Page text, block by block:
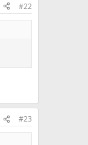
#22
#23